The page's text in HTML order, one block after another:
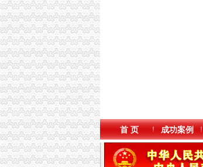
首 页 成功案例